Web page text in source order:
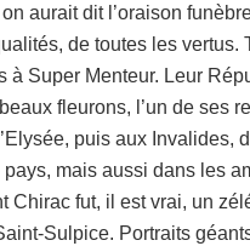
aurait dit l’oraison
de toutes les vertus.
à Super Menteur. Leur
fleurons, l’un de ses
puis aux Invalides,
mais aussi dans les
Chirac fut, il est vrai, un
Sulpice. Portraits